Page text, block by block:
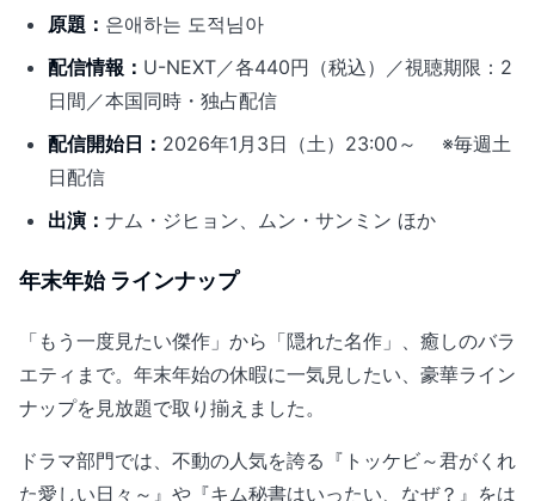
原題： 은애하는 도적님아
配信情報： U-NEXT／各440円（税込）／視聴期限：2
日間／本国同時・独占配信
配信開始日： 2026年1月3日（土）23:00～ ※毎週土
日配信
出演： ナム・ジヒョン、ムン・サンミン ほか
年末年始 ラインナップ
「もう一度見たい傑作」から「隠れた名作」、癒しのバラ
エティまで。年末年始の休暇に一気見したい、豪華ライン
ナップを見放題で取り揃えました。
ドラマ部門では、不動の人気を誇る『トッケビ～君がくれ
た愛しい日々～』や『キム秘書はいったい、なぜ？』をは